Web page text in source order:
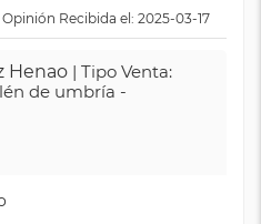
Opinión Recibida el: 2025-03-17
Henao | Tipo Venta:
de umbría -